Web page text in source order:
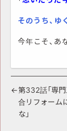
そのうち、ゆ
今年こそ、あ
投
稿
ナ
第332話「専
合リフォーム
な」